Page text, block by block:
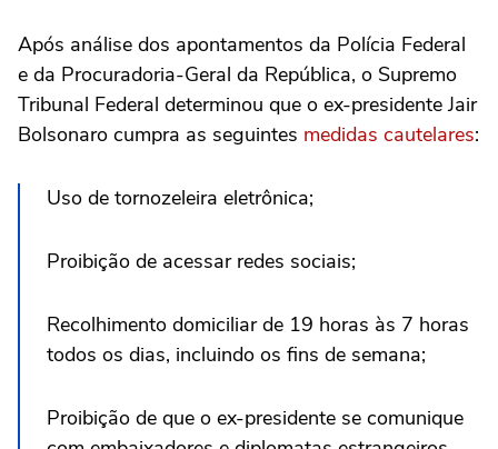
Após análise dos apontamentos da Polícia Federal
e da Procuradoria-Geral da República, o Supremo
Tribunal Federal determinou que o ex-presidente Jair
Bolsonaro cumpra as seguintes medidas cautelares:
Uso de tornozeleira eletrônica;
Proibição de acessar redes sociais;
Recolhimento domiciliar de 19 horas às 7 horas
todos os dias, incluindo os fins de semana;
Proibição de que o ex-presidente se comunique